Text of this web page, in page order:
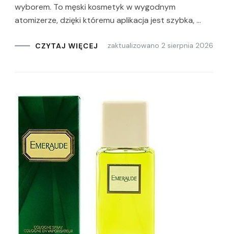
wyborem. To męski kosmetyk w wygodnym
atomizerze, dzięki któremu aplikacja jest szybka, …
CZYTAJ WIĘCEJ zaktualizowano 2 sierpnia 2026